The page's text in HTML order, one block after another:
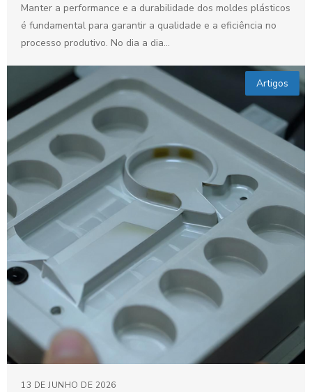
Manter a performance e a durabilidade dos moldes plásticos
é fundamental para garantir a qualidade e a eficiência no
processo produtivo. No dia a dia...
Artigos
13 DE JUNHO DE 2026